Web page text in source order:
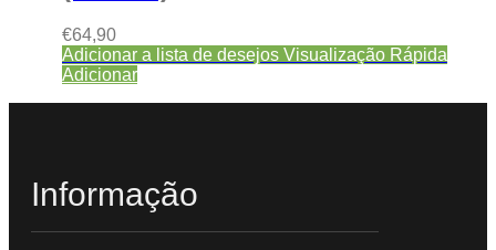
€64,90
Adicionar a lista de desejos Visualização Rápida
Adicionar
Informação